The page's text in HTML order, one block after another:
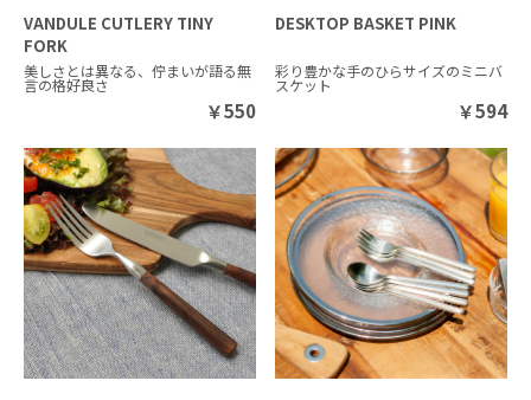
VANDULE CUTLERY TINY
FORK
美しさとは異なる、佇まいが語る無
言の格好良さ
￥550
DESKTOP BASKET PINK
彩り豊かな手のひらサイズのミニバ
スケット
￥594